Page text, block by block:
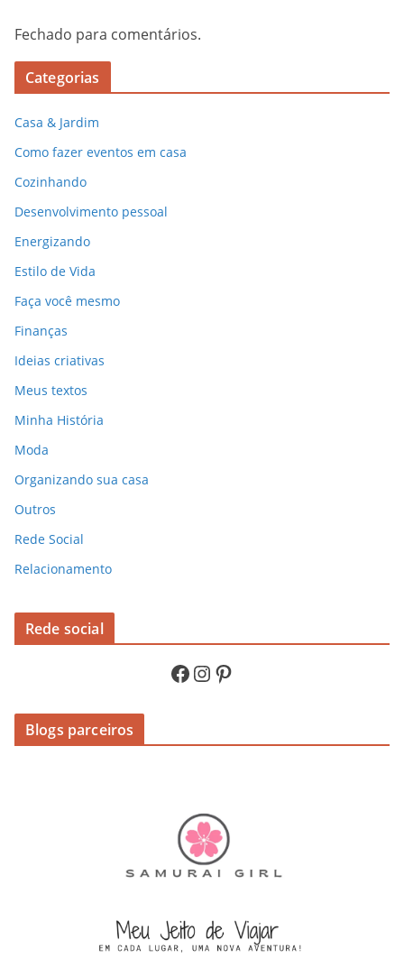
Fechado para comentários.
Categorias
Casa & Jardim
Como fazer eventos em casa
Cozinhando
Desenvolvimento pessoal
Energizando
Estilo de Vida
Faça você mesmo
Finanças
Ideias criativas
Meus textos
Minha História
Moda
Organizando sua casa
Outros
Rede Social
Relacionamento
Rede social
Facebook InstagramPinterest
Blogs parceiros